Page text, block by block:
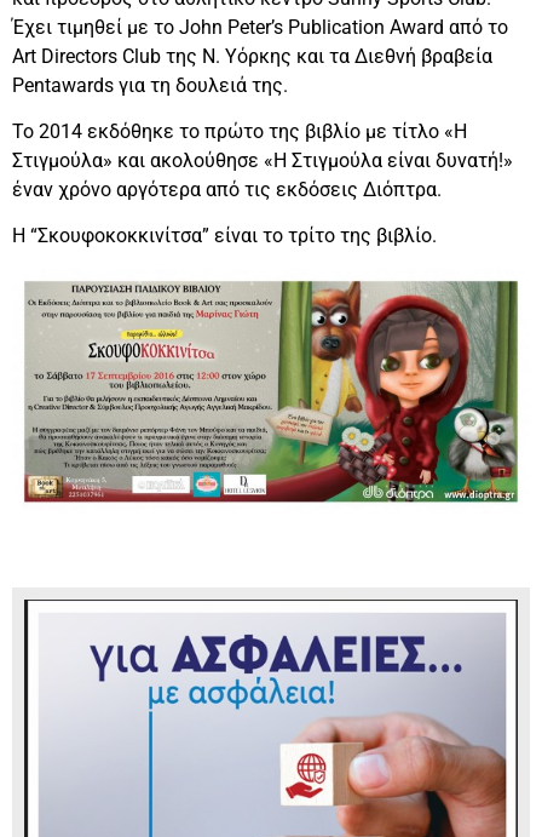
Έχει τιμηθεί με το John Peter’s Publication Award από το
Art Directors Club της Ν. Υόρκης και τα Διεθνή βραβεία
Pentawards για τη δουλειά της.
Το 2014 εκδόθηκε το πρώτο της βιβλίο με τίτλο «Η
Στιγμούλα» και ακολούθησε «Η Στιγμούλα είναι δυνατή!»
έναν χρόνο αργότερα από τις εκδόσεις Διόπτρα.
Η “Σκουφοκοκκινίτσα” είναι το τρίτο της βιβλίο.